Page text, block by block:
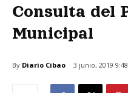
Consulta del
Municipal
By Diario Cibao 3 junio, 2019